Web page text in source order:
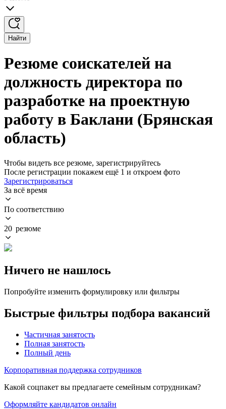
Найти
Резюме соискателей на
должность директора по
разработке на проектную
работу в Баклани (Брянская
область)
Чтобы видеть все резюме, зарегистрируйтесь
После регистрации покажем ещё 1 и откроем фото
Зарегистрироваться
За всё время
По соответствию
20 резюме
Ничего не нашлось
Попробуйте изменить формулировку или фильтры
Быстрые фильтры подбора вакансий
Частичная занятость
Полная занятость
Полный день
Корпоративная поддержка сотрудников
Какой соцпакет вы предлагаете семейным сотрудникам?
Оформляйте кандидатов онлайн